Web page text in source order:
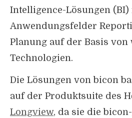
Intelligence-Lösungen
Anwendungsfelder
Planung auf der Basis von
Technologien.
Die Lösungen von bicon
auf der Produktsuite des
Longview, da sie die bicon-